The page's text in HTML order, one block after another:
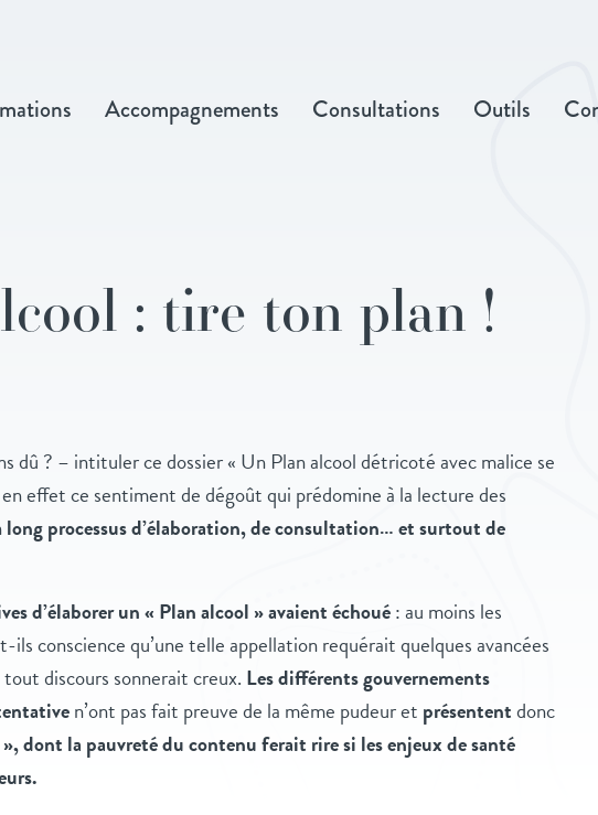
Accompagnements Consultations Outils
: tire ton plan !
dû ? – intituler ce dossier « Un Plan alcool détricoté avec malice se
effet ce sentiment de dégoût qui prédomine à la lecture des
long processus d’élaboration, de consultation… et surtout de
d’élaborer un « Plan alcool » avaient échoué: au moins les
conscience qu’une telle appellation requérait quelques avancées
discours sonnerait creux. Les différents gouvernements
n’ont pas fait preuve de la même pudeur et présententdonc
dont la pauvreté du contenu ferait rire si les enjeux de santé